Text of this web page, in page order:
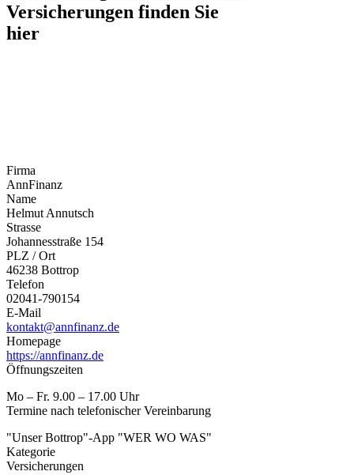
Versicherungen finden Sie
hier
Firma
AnnFinanz
Name
Helmut Annutsch
Strasse
Johannesstraße 154
PLZ / Ort
46238 Bottrop
Telefon
02041-790154
E-Mail
kontakt@annfinanz.de
Homepage
https://annfinanz.de
Öffnungszeiten
Mo – Fr. 9.00 – 17.00 Uhr
Termine nach telefonischer Vereinbarung
"Unser Bottrop"-App "WER WO WAS"
Kategorie
Versicherungen